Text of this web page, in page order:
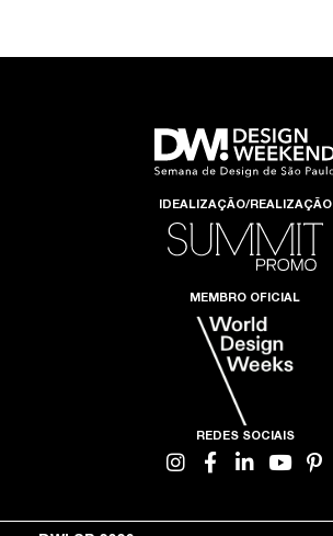
IDEALIZAÇÃO/REALIZAÇÃO
MEMBRO OFICIAL
REDES SOCIAIS